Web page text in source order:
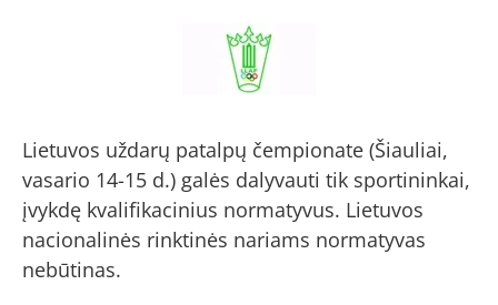
Lietuvos uždarų patalpų čempionate (Šiauliai,
vasario 14-15 d.) galės dalyvauti tik sportininkai,
įvykdę kvalifikacinius normatyvus. Lietuvos
nacionalinės rinktinės nariams normatyvas
nebūtinas.